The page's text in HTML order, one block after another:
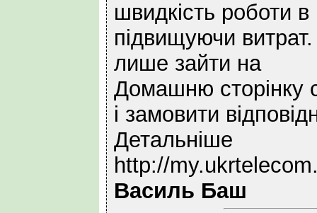
швидкість роботи в
підвищуючи
лише зайти на
Домашню сторінку
і замовити
Детальніше
http://
Василь Баш